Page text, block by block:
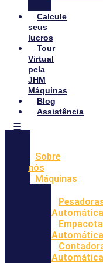
Calcule
seus
lucros
Tour
Virtual
pela
JHM
Máquinas
Blog
Assistência
Sobre
nós
Máquinas
Automática